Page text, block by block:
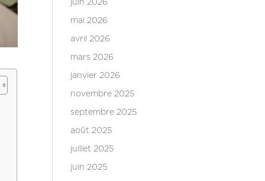
juin 2026
mai 2026
avril 2026
mars 2026
janvier 2026
novembre 2025
septembre 2025
août 2025
juillet 2025
juin 2025